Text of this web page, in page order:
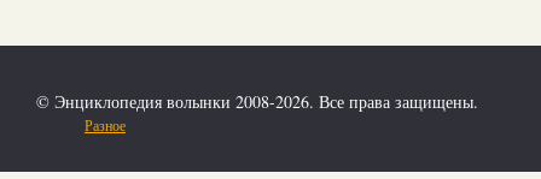
© Энциклопедия волынки 2008-2026. Все права защищены.
Разное